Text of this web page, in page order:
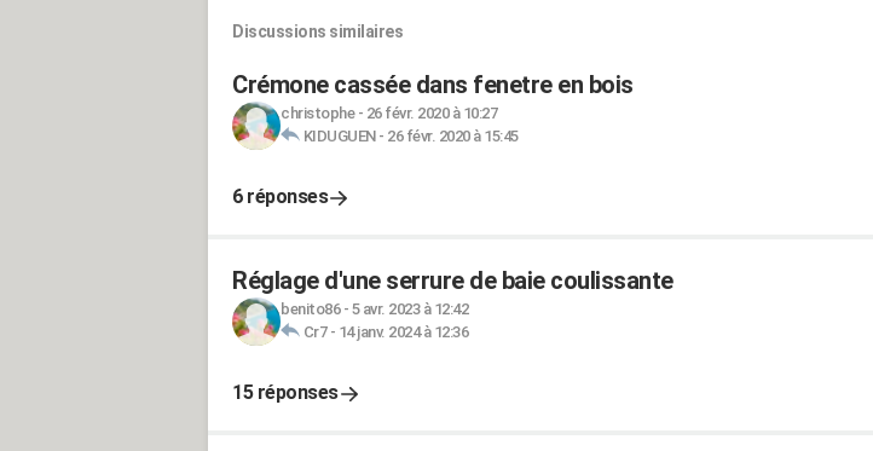
Discussions similaires
Crémone cassée dans fenetre en bois
christophe- 26 févr. 2020 à 10:27
KIDUGUEN- 26 févr. 2020 à 15:45
6 réponses
Réglage d'une serrure de baie coulissante
benito86- 5 avr. 2023 à 12:42
Cr7- 14 janv. 2024 à 12:36
15 réponses